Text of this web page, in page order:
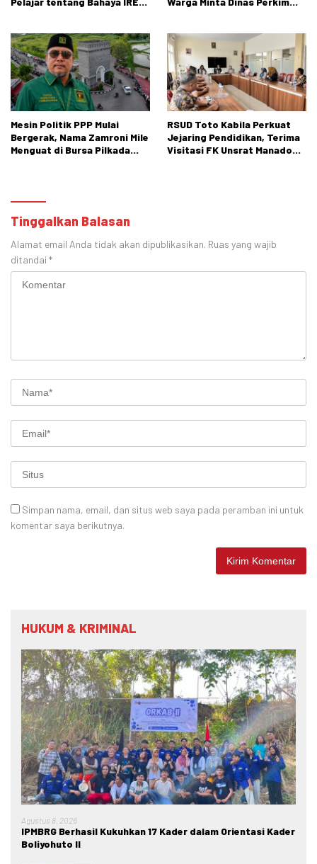
Mesin Politik PPP Mulai
Bergerak, Nama Zamroni Mile
Menguat di Bursa Pilkada
RSUD Toto Kabila Perkuat
Jejaring Pendidikan, Terima
Visitasi FK Unsrat Manado
Tinggalkan Balasan
Alamat email Anda tidak akan dipublikasikan. Ruas yang wajib
ditandai *
Simpan nama, email, dan situs web saya pada peramban ini untuk
komentar saya berikutnya.
HUKUM & KRIMINAL
Agustus 8, 2026
IPMBRG Berhasil Kukuhkan 17 Kader dalam Orientasi Kader
Boliyohuto II